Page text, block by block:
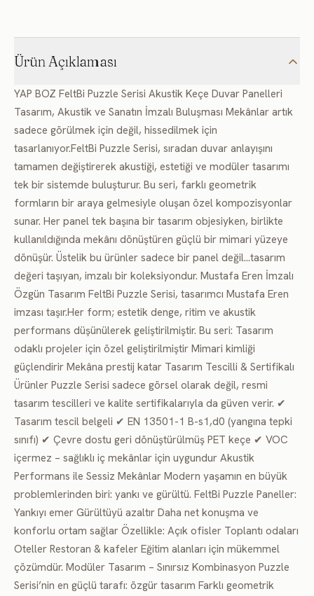
Ürün Açıklaması
YAP BOZ FeltBi Puzzle Serisi Akustik Keçe Duvar Panelleri
Tasarım, Akustik ve Sanatın İmzalı Buluşması Mekânlar artık
sadece görülmek için değil, hissedilmek için
tasarlanıyor.FeltBi Puzzle Serisi, sıradan duvar anlayışını
tamamen değiştirerek akustiği, estetiği ve modüler tasarımı
tek bir sistemde buluşturur. Bu seri, farklı geometrik
formların bir araya gelmesiyle oluşan özel kompozisyonlar
sunar. Her panel tek başına bir tasarım objesiyken, birlikte
kullanıldığında mekânı dönüştüren güçlü bir mimari yüzeye
dönüşür. Üstelik bu ürünler sadece bir panel değil…tasarım
değeri taşıyan, imzalı bir koleksiyondur. Mustafa Eren İmzalı
Özgün Tasarım FeltBi Puzzle Serisi, tasarımcı Mustafa Eren
imzası taşır.Her form; estetik denge, ritim ve akustik
performans düşünülerek geliştirilmiştir. Bu seri: Tasarım
odaklı projeler için özel geliştirilmiştir Mimari kimliği
güçlendirir Mekâna prestij katar Tasarım Tescilli & Sertifikalı
Ürünler Puzzle Serisi sadece görsel olarak değil, resmi
tasarım tescilleri ve kalite sertifikalarıyla da güven verir. ✔
Tasarım tescil belgeli ✔ EN 13501-1 B-s1,d0 (yangına tepki
sınıfı) ✔ Çevre dostu geri dönüştürülmüş PET keçe ✔ VOC
içermez – sağlıklı iç mekânlar için uygundur Akustik
Performans ile Sessiz Mekânlar Modern yaşamın en büyük
problemlerinden biri: yankı ve gürültü. FeltBi Puzzle Paneller:
Yankıyı emer Gürültüyü azaltır Daha net konuşma ve
konforlu ortam sağlar Özellikle: Açık ofisler Toplantı odaları
Oteller Restoran & kafeler Eğitim alanları için mükemmel
çözümdür. Modüler Tasarım – Sınırsız Kombinasyon Puzzle
Serisi’nin en güçlü tarafı: özgür tasarım Farklı geometrik